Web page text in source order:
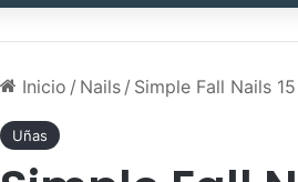
Inicio / Nails / Simple Fall Nails
Uñas